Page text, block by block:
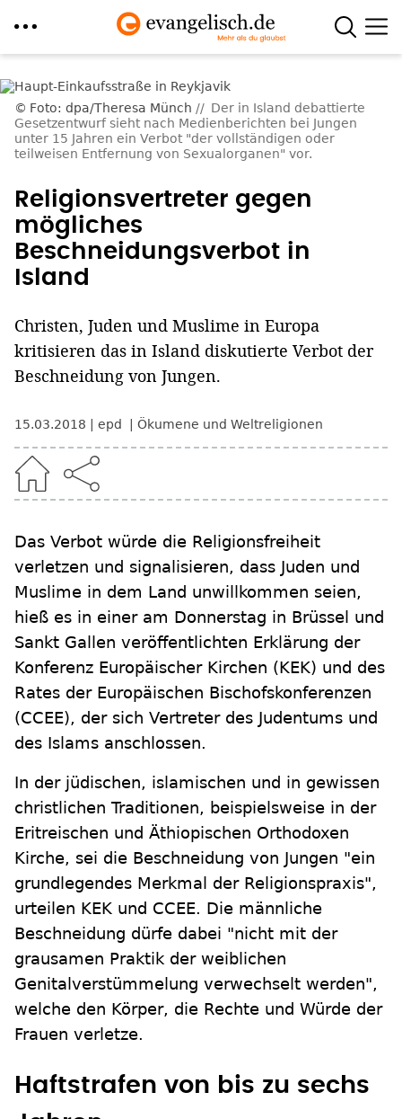
zum
InhaltFoto: dpa/Theresa Münch
Der in Island debattierte
Gesetzentwurf sieht nach Medienberichten bei Jungen
unter 15 Jahren ein Verbot "der vollständigen oder
teilweisen Entfernung von Sexualorganen" vor.
Religionsvertreter gegen
mögliches
Beschneidungsverbot in
Island
Christen, Juden und Muslime in Europa
kritisieren das in Island diskutierte Verbot der
Beschneidung von Jungen.
15.03.2018 epd Ökumene und Weltreligionen
Das Verbot würde die Religionsfreiheit
verletzen und signalisieren, dass Juden und
Muslime in dem Land unwillkommen seien,
hieß es in einer am Donnerstag in Brüssel und
Sankt Gallen veröffentlichten Erklärung der
Konferenz Europäischer Kirchen (KEK) und des
Rates der Europäischen Bischofskonferenzen
(CCEE), der sich Vertreter des Judentums und
des Islams anschlossen.
In der jüdischen, islamischen und in gewissen
christlichen Traditionen, beispielsweise in der
Eritreischen und Äthiopischen Orthodoxen
Kirche, sei die Beschneidung von Jungen "ein
grundlegendes Merkmal der Religionspraxis",
urteilen KEK und CCEE. Die männliche
Beschneidung dürfe dabei "nicht mit der
grausamen Praktik der weiblichen
Genitalverstümmelung verwechselt werden",
welche den Körper, die Rechte und Würde der
Frauen verletze.
Haftstrafen von bis zu sechs